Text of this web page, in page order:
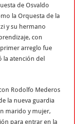
de Osvaldo
la Orquesta de la
y su hermano
con
arreglo fue
la atención del
Rodolfo Mederos
la nueva guardia
marido y mujer,
para entrar en la